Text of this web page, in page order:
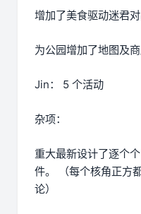
增加了美食驱动迷君
为公园增加了地图及
Jin： 5 个活动
杂项：
重大最新设计了逐个
件。 （每个核角正方
论）